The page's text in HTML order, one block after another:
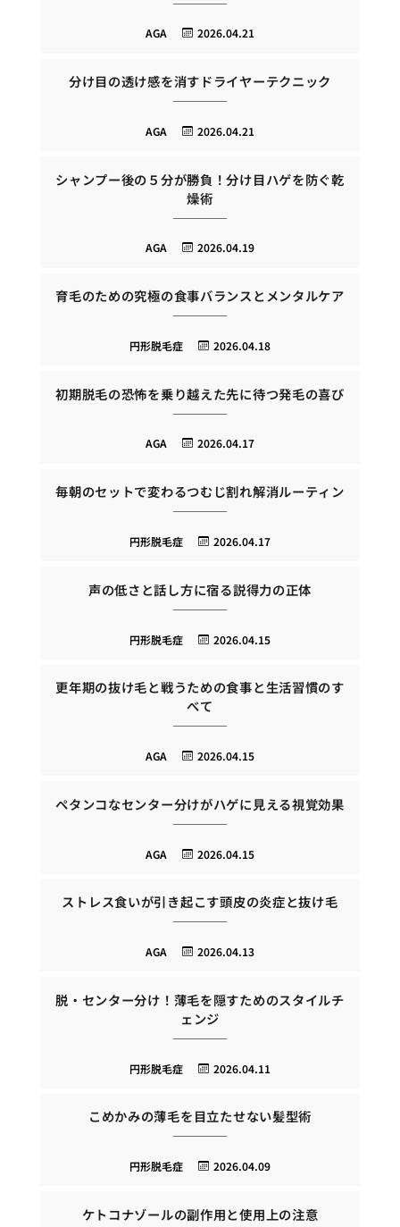
2026.04.21
AGA
分け目の透け感を消すドライヤーテクニック
2026.04.21
AGA
シャンプー後の５分が勝負！分け目ハゲを防ぐ乾
燥術
2026.04.19
AGA
育毛のための究極の食事バランスとメンタルケア
2026.04.18
円形脱毛症
初期脱毛の恐怖を乗り越えた先に待つ発毛の喜び
2026.04.17
AGA
毎朝のセットで変わるつむじ割れ解消ルーティン
2026.04.17
円形脱毛症
声の低さと話し方に宿る説得力の正体
2026.04.15
円形脱毛症
更年期の抜け毛と戦うための食事と生活習慣のす
べて
2026.04.15
AGA
ペタンコなセンター分けがハゲに見える視覚効果
2026.04.15
AGA
ストレス食いが引き起こす頭皮の炎症と抜け毛
2026.04.13
AGA
脱・センター分け！薄毛を隠すためのスタイルチ
ェンジ
2026.04.11
円形脱毛症
こめかみの薄毛を目立たせない髪型術
2026.04.09
円形脱毛症
ケトコナゾールの副作用と使用上の注意